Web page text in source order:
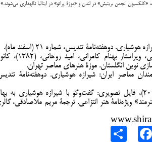
«کلکسیون انجمن بریتیش» در لندن و «موزۀ پراتو» در ایتالیا نگهداری می‌شوند.»
ترجمۀ پانته‌آ حاجی صادقی، ویراستار بهنام کامرانی،
نوین انگلستان. موزۀ هنرهای معاصر تهران.
(1394)، هنرمندان معاصر ایران: شیرازه هوشیاری. دوهفته‌نامۀ
حرفه: هنرمند (1396/ 2017)، فایل تصویری: گفت‌وگو با شیرازه هوشیاری به
66 «حرفه: هنرمند» ویژه‌نامۀ هنر انتزاعی. ترجمۀ مریم ملاصادقی،
Twitter
Facebook